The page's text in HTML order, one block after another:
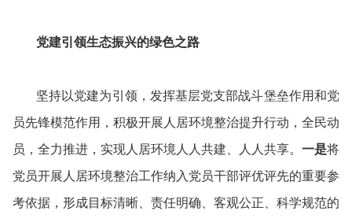
党建引领生态振兴的绿色之路
坚持以党建为引领，发挥基层党支部战斗堡垒作用和党
员先锋模范作用，积极开展人居环境整治提升行动，全民动
员，全力推进，实现人居环境人人共建、人人共享。 一是将
党员开展人居环境整治工作纳入党员干部评优评先的重要参
考依据，形成目标清晰、责任明确、客观公正、科学规范的